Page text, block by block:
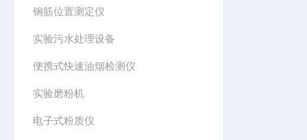
钢筋位置测定仪
实验污水处理设备
便携式快速油烟检测仪
实验磨粉机
电子式粉质仪